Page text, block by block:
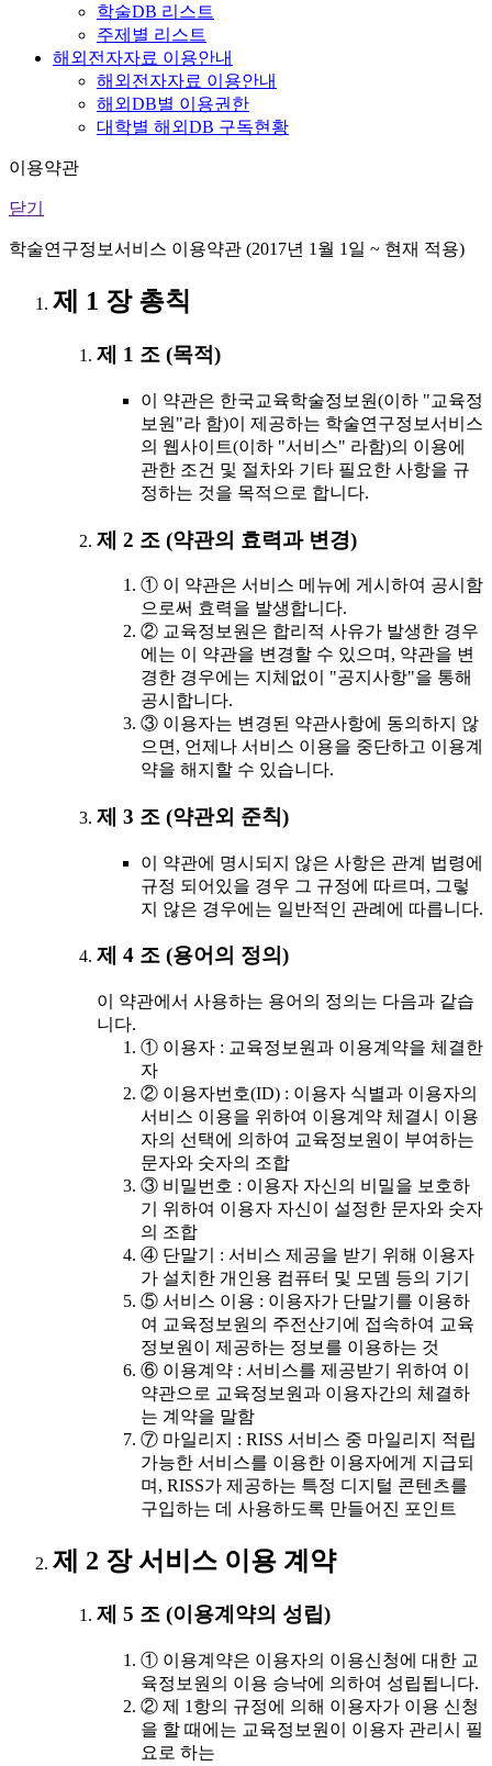
학술DB 리스트
주제별 리스트
해외전자자료 이용안내
해외전자자료 이용안내
해외DB별 이용권한
대학별 해외DB 구독현황
이용약관
닫기
학술연구정보서비스 이용약관 (2017년 1월 1일 ~ 현재 적용)
제 1 장 총칙
제 1 조 (목적)
이 약관은 한국교육학술정보원(이하 "교육정
보원"라 함)이 제공하는 학술연구정보서비스
의 웹사이트(이하 "서비스" 라함)의 이용에
관한 조건 및 절차와 기타 필요한 사항을 규
정하는 것을 목적으로 합니다.
제 2 조 (약관의 효력과 변경)
① 이 약관은 서비스 메뉴에 게시하여 공시함
으로써 효력을 발생합니다.
② 교육정보원은 합리적 사유가 발생한 경우
에는 이 약관을 변경할 수 있으며, 약관을 변
경한 경우에는 지체없이 "공지사항"을 통해
공시합니다.
③ 이용자는 변경된 약관사항에 동의하지 않
으면, 언제나 서비스 이용을 중단하고 이용계
약을 해지할 수 있습니다.
제 3 조 (약관외 준칙)
이 약관에 명시되지 않은 사항은 관계 법령에
규정 되어있을 경우 그 규정에 따르며, 그렇
지 않은 경우에는 일반적인 관례에 따릅니다.
제 4 조 (용어의 정의)
이 약관에서 사용하는 용어의 정의는 다음과 같습
니다.
① 이용자 : 교육정보원과 이용계약을 체결한
자
② 이용자번호(ID) : 이용자 식별과 이용자의
서비스 이용을 위하여 이용계약 체결시 이용
자의 선택에 의하여 교육정보원이 부여하는
문자와 숫자의 조합
③ 비밀번호 : 이용자 자신의 비밀을 보호하
기 위하여 이용자 자신이 설정한 문자와 숫자
의 조합
④ 단말기 : 서비스 제공을 받기 위해 이용자
가 설치한 개인용 컴퓨터 및 모뎀 등의 기기
⑤ 서비스 이용 : 이용자가 단말기를 이용하
여 교육정보원의 주전산기에 접속하여 교육
정보원이 제공하는 정보를 이용하는 것
⑥ 이용계약 : 서비스를 제공받기 위하여 이
약관으로 교육정보원과 이용자간의 체결하
는 계약을 말함
⑦ 마일리지 : RISS 서비스 중 마일리지 적립
가능한 서비스를 이용한 이용자에게 지급되
며, RISS가 제공하는 특정 디지털 콘텐츠를
구입하는 데 사용하도록 만들어진 포인트
제 2 장 서비스 이용 계약
제 5 조 (이용계약의 성립)
① 이용계약은 이용자의 이용신청에 대한 교
육정보원의 이용 승낙에 의하여 성립됩니다.
② 제 1항의 규정에 의해 이용자가 이용 신청
을 할 때에는 교육정보원이 이용자 관리시 필
요로 하는